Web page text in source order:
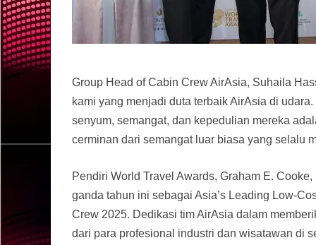
Group Head of Cabin Crew AirAsia, Suhaila
kami yang menjadi duta terbaik AirAsia di
senyum, semangat, dan kepedulian mereka
cerminan dari semangat luar biasa yang selalu
Pendiri World Travel Awards, Graham E.
ganda tahun ini sebagai Asia’s Leading Low-
Crew 2025. Dedikasi tim AirAsia dalam
dari para profesional industri dan wisatawan di